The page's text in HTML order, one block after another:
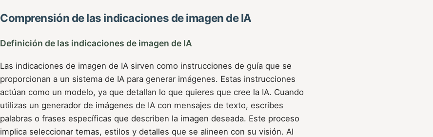
Comprensión de las indicaciones de imagen de IA
Definición de las indicaciones de imagen de IA
Las indicaciones de imagen de IA sirven como instrucciones de guía que se
proporcionan a un sistema de IA para generar imágenes. Estas instrucciones
actúan como un modelo, ya que detallan lo que quieres que cree la IA. Cuando
utilizas un generador de imágenes de IA con mensajes de texto, escribes
palabras o frases específicas que describen la imagen deseada. Este proceso
implica seleccionar temas, estilos y detalles que se alineen con su visión. Al